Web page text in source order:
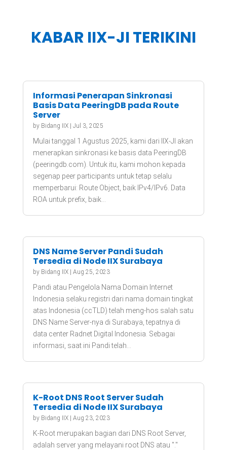
KABAR IIX-JI TERIKINI
Informasi Penerapan Sinkronasi
Basis Data PeeringDB pada Route
Server
by Bidang IIX| Jul 3, 2025
Mulai tanggal 1 Agustus 2025, kami dari IIX-JI akan
menerapkan sinkronasi ke basis data PeeringDB
(peeringdb.com). Untuk itu, kami mohon kepada
segenap peer participants untuk tetap selalu
memperbarui: Route Object, baik IPv4/IPv6. Data
ROA untuk prefix, baik...
DNS Name Server Pandi Sudah
Tersedia di Node IIX Surabaya
by Bidang IIX| Aug 25, 2023
Pandi atau Pengelola Nama Domain Internet
Indonesia selaku registri dari nama domain tingkat
atas Indonesia (ccTLD) telah meng-hos salah satu
DNS Name Server-nya di Surabaya, tepatnya di
data center Radnet Digital Indonesia. Sebagai
informasi, saat ini Pandi telah...
K-Root DNS Root Server Sudah
Tersedia di Node IIX Surabaya
by Bidang IIX| Aug 23, 2023
K-Root merupakan bagian dari DNS Root Server,
adalah server yang melayani root DNS atau "."